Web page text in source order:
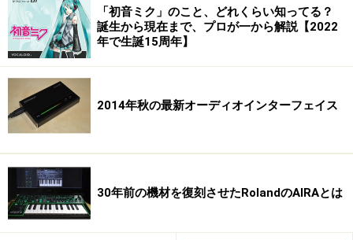
続のキーボードでリアルタイムにプレイしたり、ReWire
という仕組みを用いてCubase SXやSONARなどのDAWか
らコントロールすることも可能です。
このように、まさにホンモノの音源モジュールを数多く
※記事内容は執筆時点のものです。最新の内容をご確認くださ
い。
「初音ミク」のこと、どれくらい知ってる？
誕生から現在まで、プロが一から解説【2022
年で生誕15周年】
2014年秋の最新オーディオインターフェイス
30年前の機材を復刻させたRolandのAIRAとは